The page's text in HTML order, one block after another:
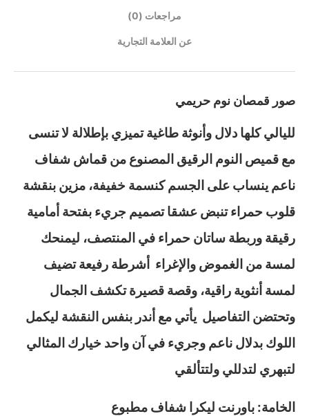
مراجعات (0)
عن العلامة التجارية
صور قمصان نوم حريمي
لليالي كلها دلال وأنوثة طاغية تميزي بإطلالة لا تنسى
مع قميص النوم الرقيق المصنوع من قماش شفاف
ناعم ينساب على الجسم كنسمة خفيفة، مزين بنقشة
قلوب حمراء تنبض عشقا تصميم جريء بفتحة أمامية
رقيقة وربطة ساتان حمراء في المنتصف، ليمنحك
لمسة من الغموض والإغراء أشرطة رفيعة تضيف
لمسة أنثوية راقية، وقصة قصيرة تكشف الجمال
وتحتضن التفاصيل يأتي مع أندر بنفس النقشة ليكمل
اللوك بدلال ناعم وجريء في آن واحد خيارك المثالي
لتبهري لتدللي ولتتألقي
الخامة: باورنت ليكرا شفاف مطبوع